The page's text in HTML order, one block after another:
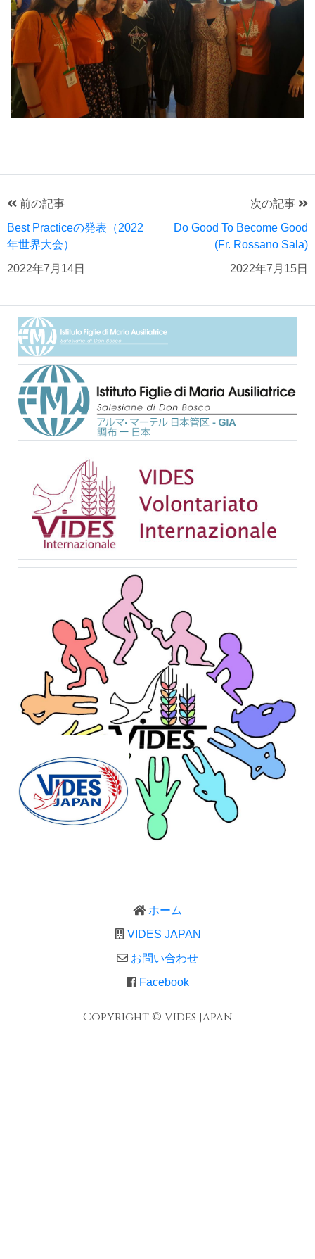
前の記事
Best Practiceの発表（2022
年世界大会）
2022年7月14日
次の記事
Do Good To Become Good
(Fr. Rossano Sala)
2022年7月15日
ホーム
VIDES JAPAN
お問い合わせ
Facebook
Copyright © Vides Japan